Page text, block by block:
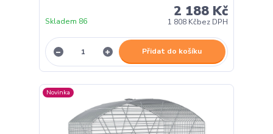
2 188 Kč
1 808 Kčbez DPH
Skladem 86
Přidat do košíku
Novinka